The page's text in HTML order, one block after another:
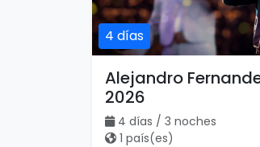
4 días
Alejandro
2026
4 días / 3 noches
1 país(es)